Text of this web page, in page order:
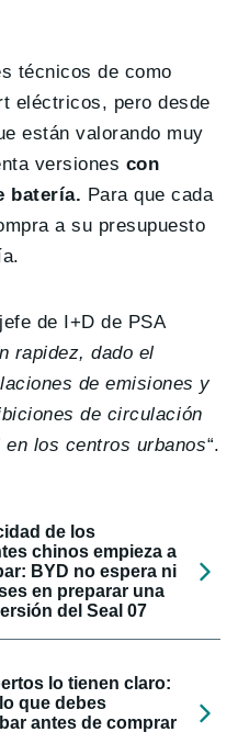
técnicos de como
eléctricos, pero desde
están valorando muy
versiones con
batería. Para que cada
a su presupuesto
de I+D de PSA
rapidez, dado el
de emisiones y
de circulación
los centros urbanos“.
de los
chinos empieza a
BYD no espera ni
en preparar una
del Seal 07
lo tienen claro:
que debes
antes de comprar